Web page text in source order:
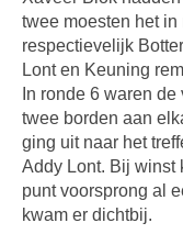
twee moesten het
respectievelijk
Lont en Keuning
In ronde 6 waren
twee borden aan
ging uit naar het
Addy Lont. Bij winst
punt voorsprong al
kwam er dichtbij.